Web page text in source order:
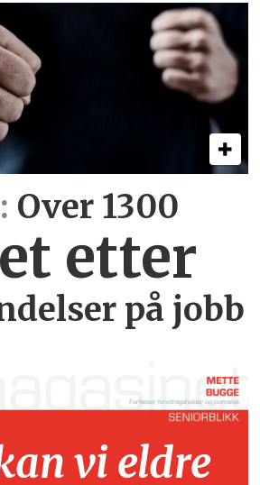
Over 1300
etter
på jobb
vi eldre